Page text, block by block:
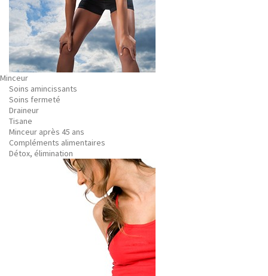
Minceur
Soins amincissants
Soins fermeté
Draineur
Tisane
Minceur après 45 ans
Compléments alimentaires
Détox, élimination